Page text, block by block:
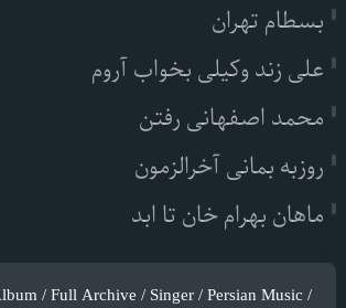
بسطام تهران
علی زند وکیلی بخواب آروم
محمد اصفهانی رفتن
روزبه بمانی آخرالزمون
ماهان بهرام خان تا ابد
/ Full Archive / Singer / Persian Music /